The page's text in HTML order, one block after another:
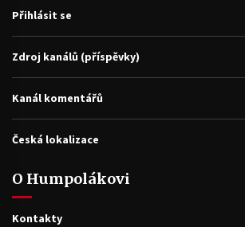
Přihlásit se
Zdroj kanálů (příspěvky)
Kanál komentářů
Česká lokalizace
O Humpolákovi
Kontakty